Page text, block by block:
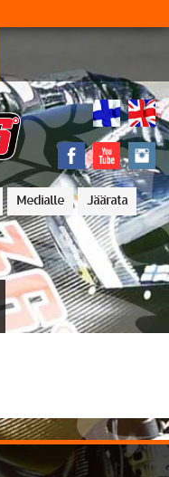
Medialle Jäärata